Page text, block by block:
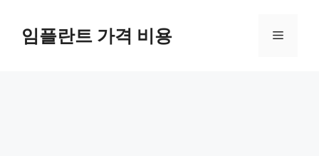
content임플란트 가격 비용 Menu